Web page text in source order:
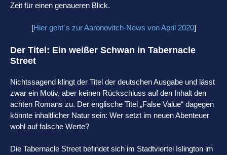
Zeit für einen genaueren Blick.
[Hier geht´s zur Aaronovitch-News von April 2020]
Der Titel: Ein weißer Schwan in Tabernacle
Street
Nichtssagend klingt der Titel der deutschen Ausgabe und lässt
zwar ein Motiv, aber keinen Rückschluss auf den Inhalt den
achten Romans zu. Der englische Titel „False Value“ dagegen
könnte inhaltlicher Natur sein: Wer setzt im neuen Abenteuer
wohl auf falsche Werte?
Die Tabernacle Street befindet sich im Stadtviertel Islington im